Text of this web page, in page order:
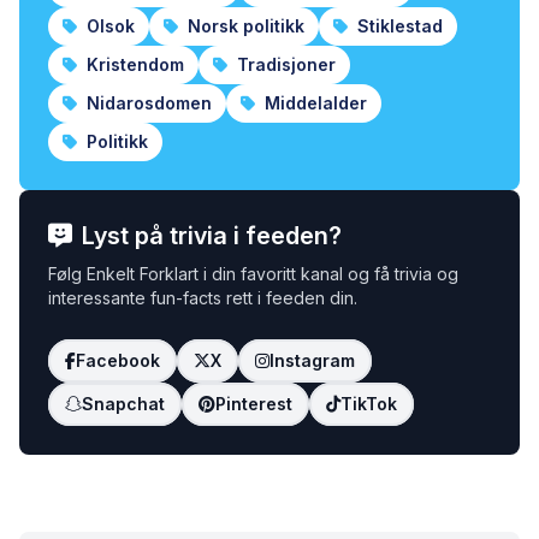
Olsok
Norsk politikk
Stiklestad
Kristendom
Tradisjoner
Nidarosdomen
Middelalder
Politikk
Lyst på trivia i feeden?
Følg Enkelt Forklart i din favoritt kanal og få trivia og
interessante fun-facts rett i feeden din.
Facebook X Instagram
Snapchat Pinterest TikTok